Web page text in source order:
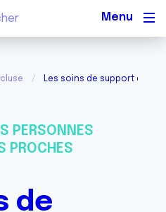
Les soins de support dans
PERSONNES
PROCHES
de